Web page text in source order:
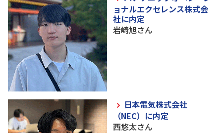
ョナルエクセレンス株式会
社に内定
岩崎旭さん
日本電気株式会社
（NEC）に内定
西悠太さん